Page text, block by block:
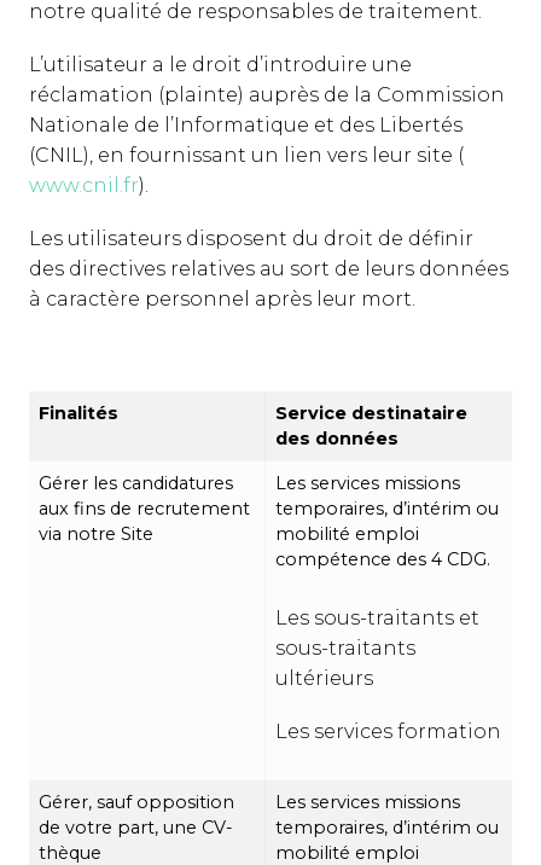
notre qualité de responsables de traitement.
L’utilisateur a le droit d’introduire une
réclamation (plainte) auprès de la Commission
Nationale de l’Informatique et des Libertés
(CNIL), en fournissant un lien vers leur site (
www.cnil.fr).
Les utilisateurs disposent du droit de définir
des directives relatives au sort de leurs données
à caractère personnel après leur mort.
Finalités
Service destinataire
des données
Gérer les candidatures
aux fins de recrutement
via notre Site
Les services missions
temporaires, d’intérim ou
mobilité emploi
compétence des 4 CDG.
Les sous-traitants et
sous-traitants
ultérieurs
Les services formation
Gérer, sauf opposition
de votre part, une CV-
thèque
Les services missions
temporaires, d’intérim ou
mobilité emploi